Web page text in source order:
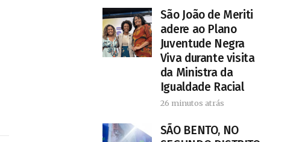
São João de Meriti
adere ao Plano
Juventude Negra
Viva durante visita
da Ministra da
Igualdade Racial
26 minutos atrás
SÃO BENTO, NO